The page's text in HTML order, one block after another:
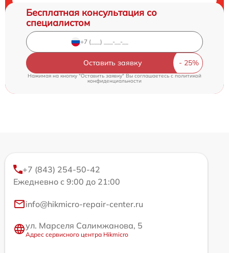
Бесплатная консультация со
специалистом
Оставить заявку
Нажимая на кнопку "Оставить заявку" Вы соглашаетесь cполитикой
конфиденциальности
+7 (843) 254-50-42
Ежедневно с 9:00 до 21:00
info@hikmicro-repair-center.ru
ул. Марселя Салимжанова, 5
Адрес сервисного центра Hikmicro